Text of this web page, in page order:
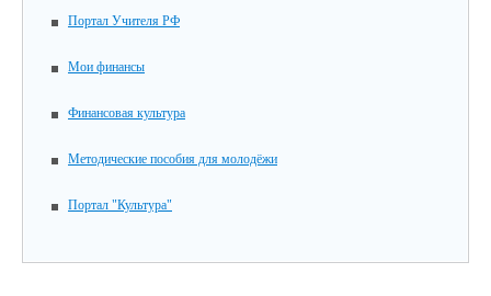
Портал Учителя РФ
Мои финансы
Финансовая культура
Методические пособия для молодёжи
Портал "Культура"